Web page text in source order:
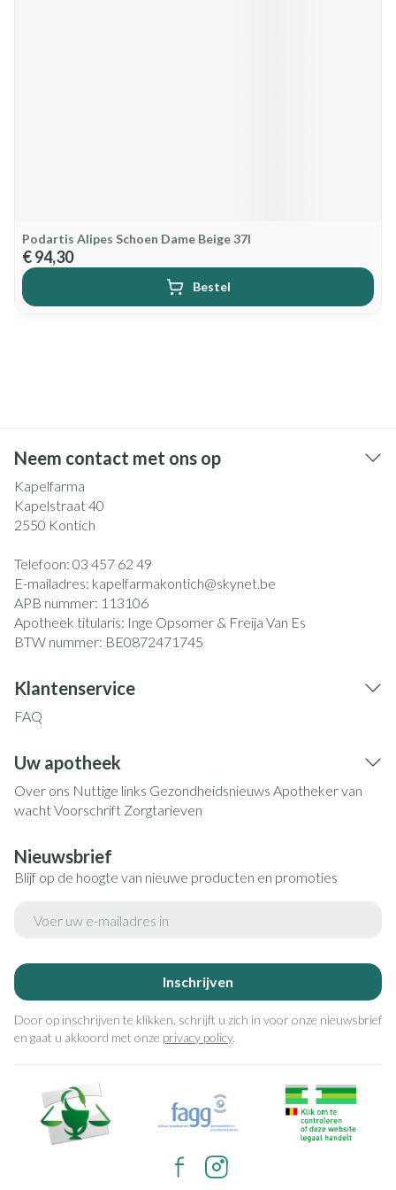
Podartis Alipes Schoen Dame Beige 37l
€ 94,30
Bestel
Neem contact met ons op
Kapelfarma
Kapelstraat 40
2550 Kontich
Telefoon: 03 457 62 49
E-mailadres: kapelfarmakontich@skynet.be
APB nummer: 113106
Apotheek titularis: Inge Opsomer & Freija Van Es
BTW nummer: BE0872471745
Klantenservice
FAQ
Uw apotheek
Over ons Nuttige links Gezondheidsnieuws Apotheker van
wachtVoorschrift Zorgtarieven
Nieuwsbrief
Blijf op de hoogte van nieuwe producten en promoties
Inschrijven
Door op inschrijven te klikken, schrijft u zich in voor onze nieuwsbrief
en gaat u akkoord met onze privacy policy.